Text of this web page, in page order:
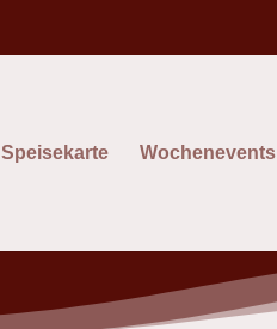
Speisekarte Wochenevents